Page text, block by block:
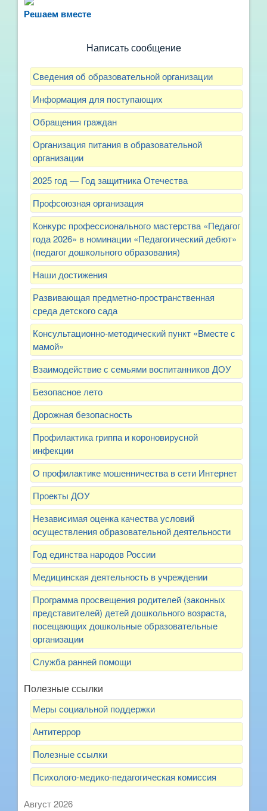
Решаем вместерассказать о воспитателях? Знаете, как
Написать сообщение
Сведения об образовательной организации
Информация для поступающих
Обращения граждан
Организация питания в образовательной
организации
2025 год — Год защитника Отечества
Профсоюзная организация
Конкурс профессионального мастерства «Педагог
года 2026» в номинации «Педагогический дебют»
(педагог дошкольного образования)
Наши достижения
Развивающая предметно-пространственная
среда детского сада
Консультационно-методический пункт «Вместе с
мамой»
Взаимодействие с семьями воспитанников ДОУ
Безопасное лето
Дорожная безопасность
Профилактика гриппа и короновирусной
инфекции
О профилактике мошенничества в сети Интернет
Проекты ДОУ
Независимая оценка качества условий
осуществления образовательной деятельности
Год единства народов России
Медицинская деятельность в учреждении
Программа просвещения родителей (законных
представителей) детей дошкольного возраста,
посещающих дошкольные образовательные
организации
Служба ранней помощи
Полезные ссылки
Меры социальной поддержки
Антитеррор
Полезные ссылки
Психолого-медико-педагогическая комиссия
Август 2026